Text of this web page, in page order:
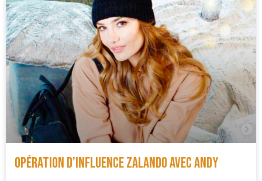
Opération d’influence Zalando avec Andy